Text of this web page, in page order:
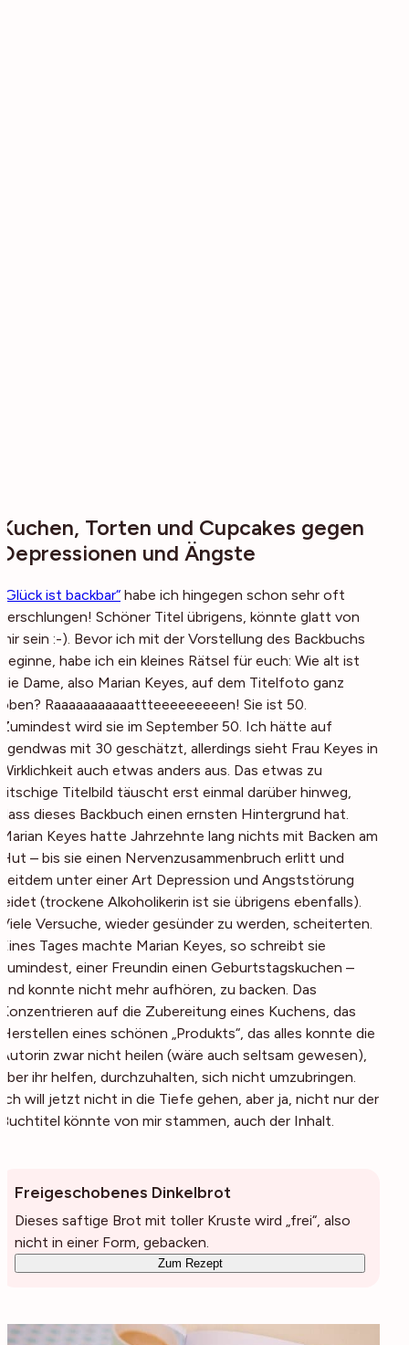
Kuchen, Torten und Cupcakes gegen
Depressionen und Ängste
„Glück ist backbar“ habe ich hingegen schon sehr oft
verschlungen! Schöner Titel übrigens, könnte glatt von
mir sein :-). Bevor ich mit der Vorstellung des Backbuchs
beginne, habe ich ein kleines Rätsel für euch: Wie alt ist
die Dame, also Marian Keyes, auf dem Titelfoto ganz
oben? Raaaaaaaaaaattteeeeeeeeen! Sie ist 50.
Zumindest wird sie im September 50. Ich hätte auf
irgendwas mit 30 geschätzt, allerdings sieht Frau Keyes in
Wirklichkeit auch etwas anders aus. Das etwas zu
kitschige Titelbild täuscht erst einmal darüber hinweg,
dass dieses Backbuch einen ernsten Hintergrund hat.
Marian Keyes hatte Jahrzehnte lang nichts mit Backen am
Hut – bis sie einen Nervenzusammenbruch erlitt und
seitdem unter einer Art Depression und Angststörung
leidet (trockene Alkoholikerin ist sie übrigens ebenfalls).
Viele Versuche, wieder gesünder zu werden, scheiterten.
Eines Tages machte Marian Keyes, so schreibt sie
zumindest, einer Freundin einen Geburtstagskuchen –
und konnte nicht mehr aufhören, zu backen. Das
Konzentrieren auf die Zubereitung eines Kuchens, das
Herstellen eines schönen „Produkts“, das alles konnte die
Autorin zwar nicht heilen (wäre auch seltsam gewesen),
aber ihr helfen, durchzuhalten, sich nicht umzubringen.
Ich will jetzt nicht in die Tiefe gehen, aber ja, nicht nur der
Buchtitel könnte von mir stammen, auch der Inhalt.
Freigeschobenes Dinkelbrot
Dieses saftige Brot mit toller Kruste wird „frei“, also
nicht in einer Form, gebacken.
Zum Rezept